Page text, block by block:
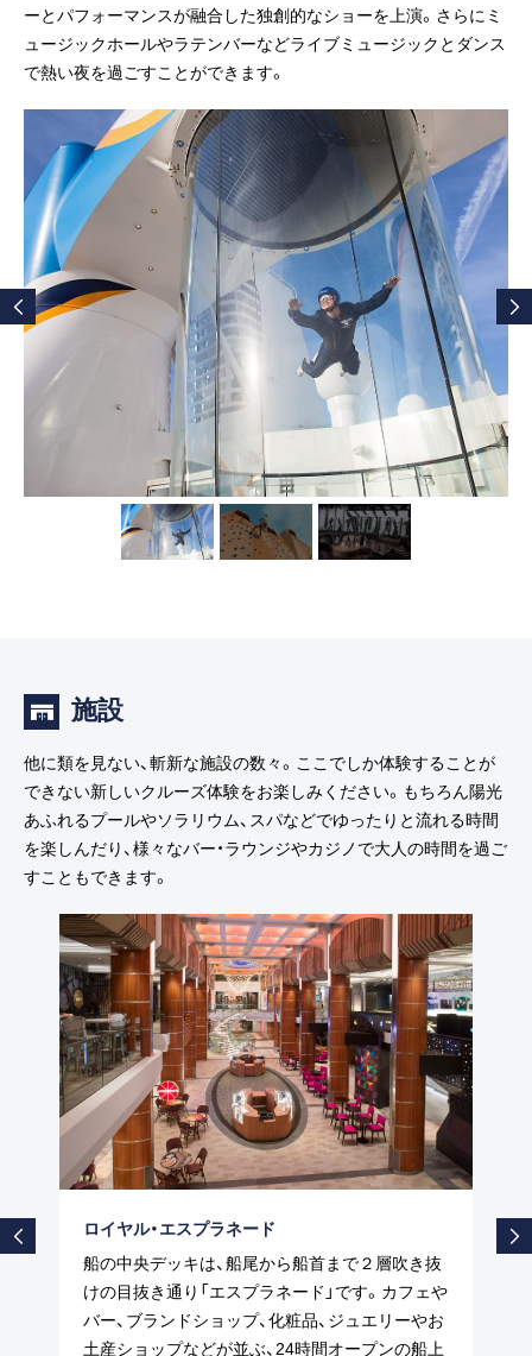
ーとパフォーマンスが融合した独創的なショーを上演。さらにミ
ュージックホールやラテンバーなどライブミュージックとダンス
で熱い夜を過ごすことができます。
施設
他に類を見ない、斬新な施設の数々。ここでしか体験することが
できない新しいクルーズ体験をお楽しみください。もちろん陽光
あふれるプールやソラリウム、スパなどでゆったりと流れる時間
を楽しんだり、様々なバー・ラウンジやカジノで大人の時間を過ご
すこともできます。
ロイヤル・エスプラネード
船の中央デッキは、船尾から船首まで２層吹き抜
けの目抜き通り「エスプラネード」です。カフェや
バー、ブランドショップ、化粧品、ジュエリーやお
土産ショップなどが並ぶ、24時間オープンの船上